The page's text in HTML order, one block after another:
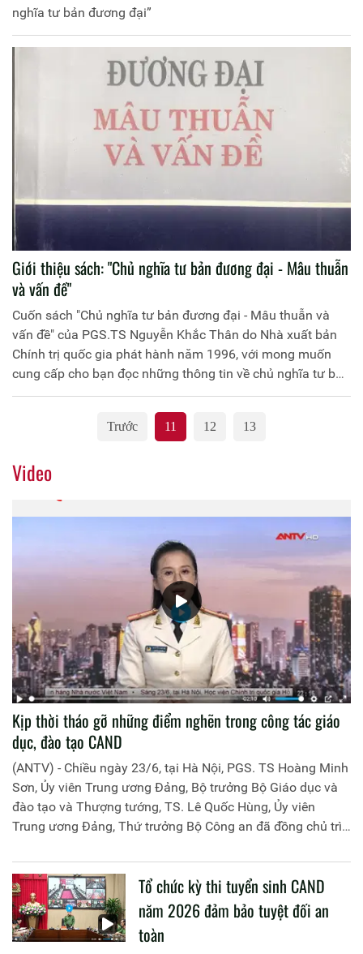
nghĩa tư bản đương đại”
Giới thiệu sách: "Chủ nghĩa tư bản đương đại - Mâu thuẫn
và vấn đề"
Cuốn sách "Chủ nghĩa tư bản đương đại - Mâu thuẫn và
vấn đề" của PGS.TS Nguyễn Khắc Thân do Nhà xuất bản
Chính trị quốc gia phát hành năm 1996, với mong muốn
cung cấp cho bạn đọc những thông tin về chủ nghĩa tư bản
hiện đại.
Trước 11 12 13
Video
Kịp thời tháo gỡ những điểm nghẽn trong công tác giáo
dục, đào tạo CAND
(ANTV) - Chiều ngày 23/6, tại Hà Nội, PGS. TS Hoàng Minh
Sơn, Ủy viên Trung ương Đảng, Bộ trưởng Bộ Giáo dục và
đào tạo và Thượng tướng, TS. Lê Quốc Hùng, Ủy viên
Trung ương Đảng, Thứ trưởng Bộ Công an đã đồng chủ trì
liên quan đến công tác giáo dục và đào tạo của lực lượng
CAND.
Tổ chức kỳ thi tuyển sinh CAND
năm 2026 đảm bảo tuyệt đối an
toàn